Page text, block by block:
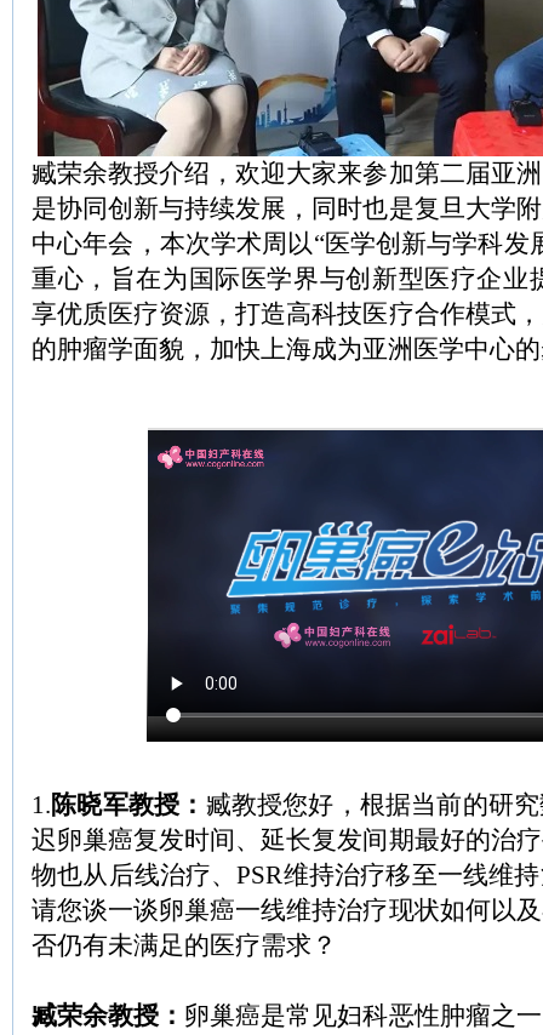
臧荣余教授介绍，欢迎大家来参加第二届亚
是协同创新与持续发展，同时也是复旦大学
中心年会，本次学术周以“医学创新与学科发
重心，旨在为国际医学界与创新型医疗企业
享优质医疗资源，打造高科技医疗合作模式
的肿瘤学面貌，加快上海成为亚洲医学中心
1.陈晓军教授： 臧教授您好，根据当前的研
迟卵巢癌复发时间、延长复发间期最好的治
物也从后线治疗、PSR维持治疗移至一线维
请您谈一谈卵巢癌一线维持治疗现状如何以
否仍有未满足的医疗需求？
臧荣余教授： 卵巢癌是常见妇科恶性肿瘤之